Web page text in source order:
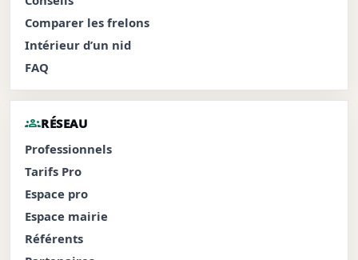
Comparer les frelons
Intérieur d’un nid
FAQ
groupsRÉSEAU
Professionnels
Tarifs Pro
Espace pro
Espace mairie
Référents